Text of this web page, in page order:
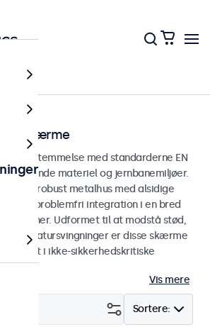
med standarderne EN
2 til rullende materiel og jernbanemiljøer.
har et robust metalhus med alsidige
for problemfri integration i en bred
Udformet til at modstå stød,
temperatursvingninger er disse skærme
drift i ikke-sikkerhedskritiske
Vis mere
Sortere: